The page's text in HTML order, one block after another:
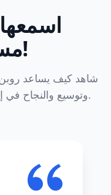
مستخدمينا!
شاهد كيف يساعد
وتوسيع والنجاح في إدارة وسائل التواصل الاجتماعي.